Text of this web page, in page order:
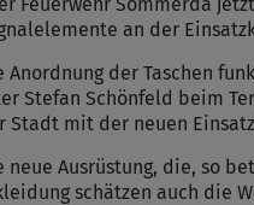
an der
der Taschen
Stefan Schönfeld beim
mit der neuen
Ausrüstung, die, so
schätzen auch die